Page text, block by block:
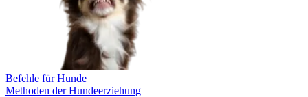
Befehle für Hunde
Methoden der Hundeerziehung